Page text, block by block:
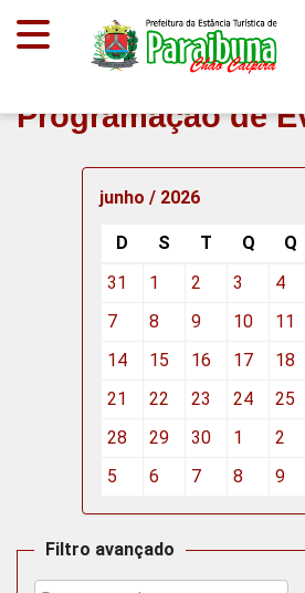
Programação de
junho / 2026
D S T Q Q
31
1 2 3 4
7
8 9 10 11
14
15 16 17 18
21
22 23 24 25
28
29 30 1 2
5
6 7 8 9
Filtro avançado